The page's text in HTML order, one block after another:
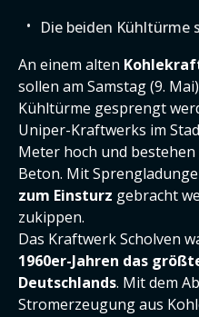
Die beiden Kühltürme
An einem alten
sollen am Samstag (9.
Kühltürme gesprengt
Uniper-Kraftwerks im
Meter hoch und
Beton. Mit
zum Einsturz gebracht
zukippen.
Das Kraftwerk Scholven
1960er-Jahren das
Deutschlands. Mit dem
Stromerzeugung aus